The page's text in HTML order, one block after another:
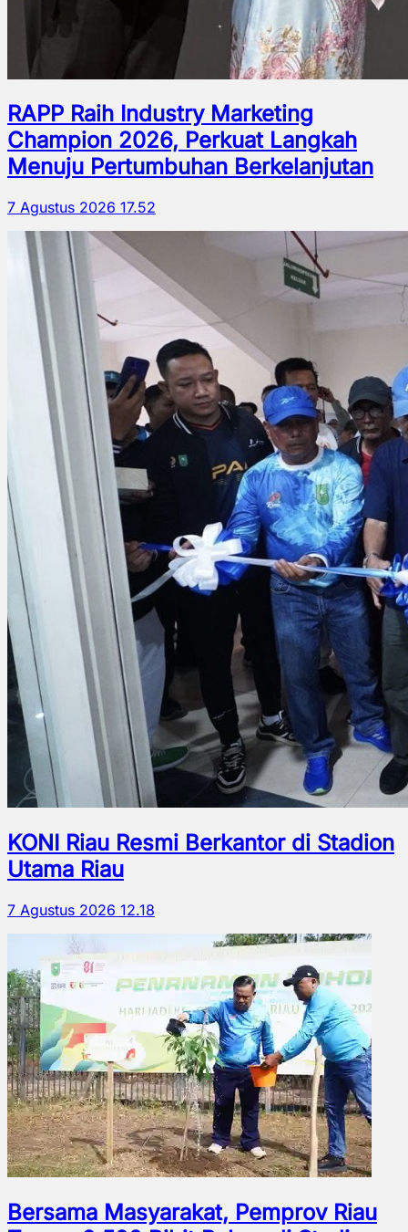
RAPP Raih Industry Marketing
Champion 2026, Perkuat Langkah
Menuju Pertumbuhan Berkelanjutan
7 Agustus 2026 17.52
KONI Riau Resmi Berkantor di Stadion
Utama Riau
7 Agustus 2026 12.18
Bersama Masyarakat, Pemprov Riau